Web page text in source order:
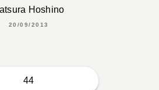
Hoshino
20/09/2013
44